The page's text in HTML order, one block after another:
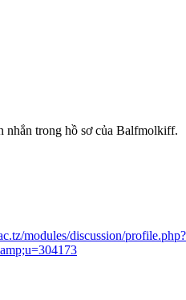
nhắn trong hồ sơ của Balfmolkiff.
modules/discussion/profile.php?